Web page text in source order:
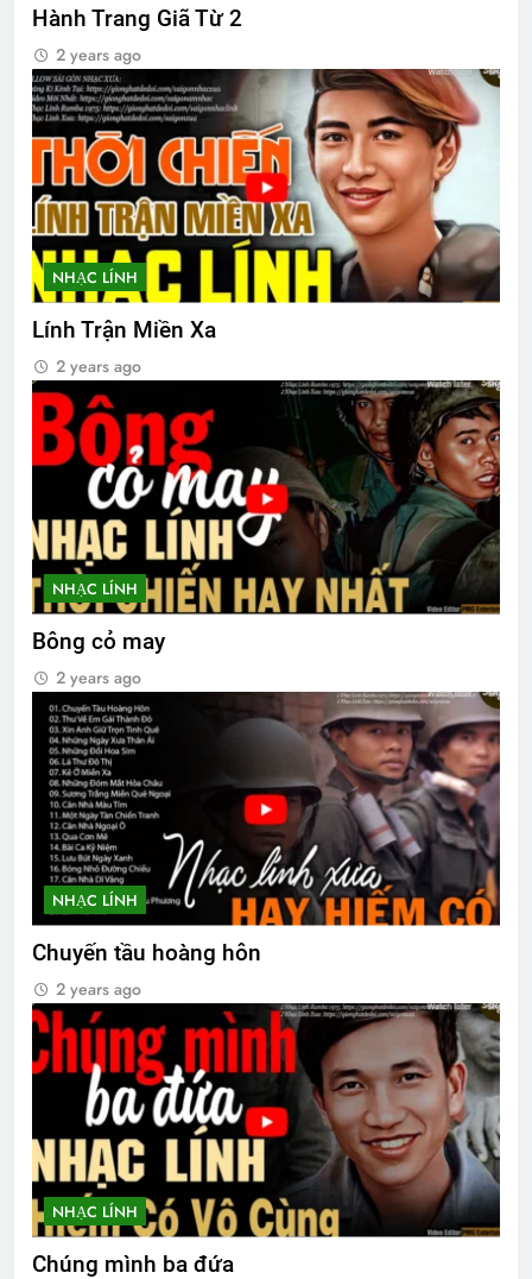
CTBCTY Tập III chương 27
SỰ TÍCH TÌNH YÊU
3 Years Ago
CSVSQ Nguyễn Văn Sĩ K8
3 Years Ago
2 Years Ago
MỘT NGÀY MÙA XUÂN (Rabindranath
Tagore)
3 Years Ago
Thăm QP Dư Ngọc Thanh K14/1
Biên bản tổng kết Đại Hội 2026
CSVSQ Trần Duy Xinh K10
2 Years Ago
Liên Đoàn 31 BDQ VNCH
Bản thảo TVBQGVN theo dòng lịch sử
6 Months Ago
CTBCTY – Tập I – Chương 7
3 Years Ago
Hành Trang Giã Từ 2
2 years ago
NHẠC LÍNH
Lính Trận Miền Xa
2 years ago
NHẠC LÍNH
Bông cỏ may
2 years ago
NHẠC LÍNH
Chuyến tầu hoàng hôn
2 years ago
NHẠC LÍNH
Chúng mình ba đứa